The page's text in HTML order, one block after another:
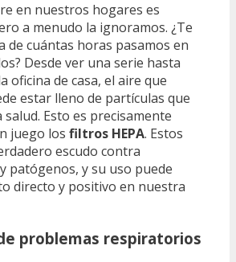
en nuestros hogares es
a menudo la ignoramos. ¿Te
de cuántas horas pasamos en
Desde ver una serie hasta
oficina de casa, el aire que
estar lleno de partículas que
Esto es precisamente
juego los filtros HEPA. Estos
escudo contra
patógenos, y su uso puede
directo y positivo en nuestra
problemas respiratorios